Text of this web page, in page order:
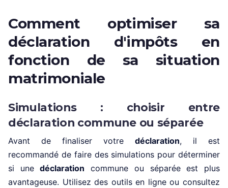
Comment optimiser sa
déclaration d'impôts en
fonction de sa situation
matrimoniale
Simulations : choisir entre
déclaration commune ou séparée
Avant de finaliser votre déclaration, il est
recommandé de faire des simulations pour déterminer
si unedéclaration commune ou séparée est plus
avantageuse. Utilisez des outils en ligne ou consultez